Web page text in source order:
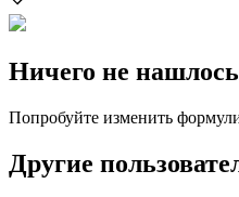
Ничего не нашлось
Попробуйте изменить
Другие